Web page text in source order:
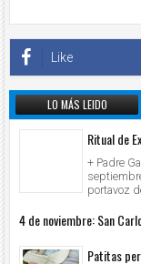
Like
LO MÁS LEIDO
Ritual de
+ Padre
portavoz
4 de noviembre: San
Patitas